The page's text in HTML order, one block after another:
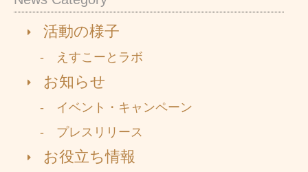
活動の様子
- えすこーとラボ
お知らせ
- イベント・キャンペーン
- プレスリリース
お役立ち情報